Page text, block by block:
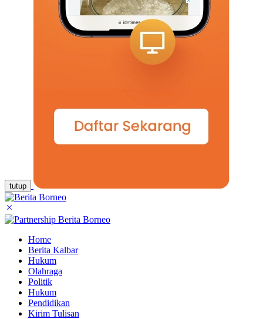
tutup
Home
Berita Kalbar
Hukum
Olahraga
Politik
Hukum
Pendidikan
Kirim Tulisan